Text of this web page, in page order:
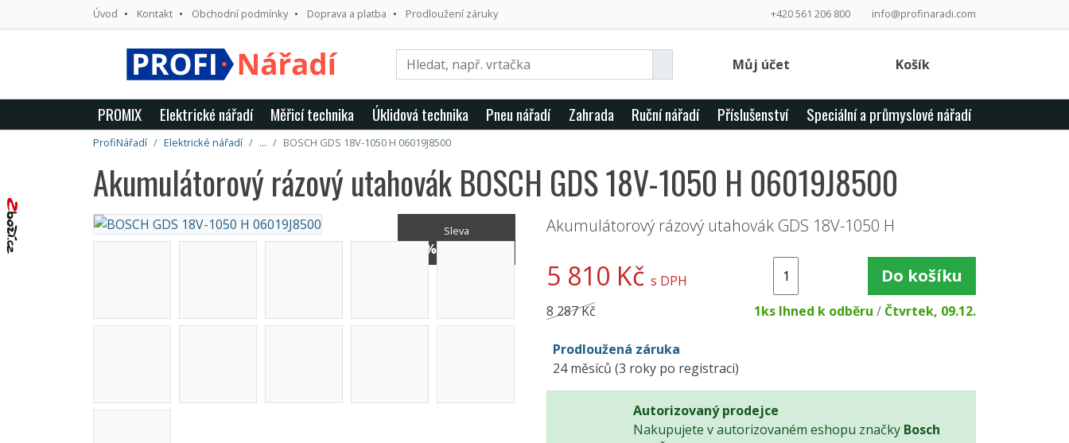
Úvod Kontakt Obchodní podmínky Doprava a platba Prodloužení záruky +420 561 206 800 info@profinaradi.com
Můj účet Košík
PROMIX Elektrické nářadí Měřicí technika Úklidová technika Pneu nářadí Zahrada Ruční nářadí Příslušenství Speciální a průmyslové nářadí
ProfiNářadí Elektrické nářadí ... BOSCH GDS 18V-1050 H 06019J8500
Akumulátorový rázový utahovák BOSCH GDS 18V-1050 H 06019J8500
Sleva
29% / -2 477 Kč
Akumulátorový rázový utahovák GDS 18V-1050 H
5 810 Kč s DPH Do košíku
8 287 Kč 1ks Ihned k odběru / Čtvrtek, 09.12.
Prodloužená záruka
24 měsíců (3 roky po registraci)
Autorizovaný prodejce
Nakupujete v autorizovaném eshopu značky Bosch